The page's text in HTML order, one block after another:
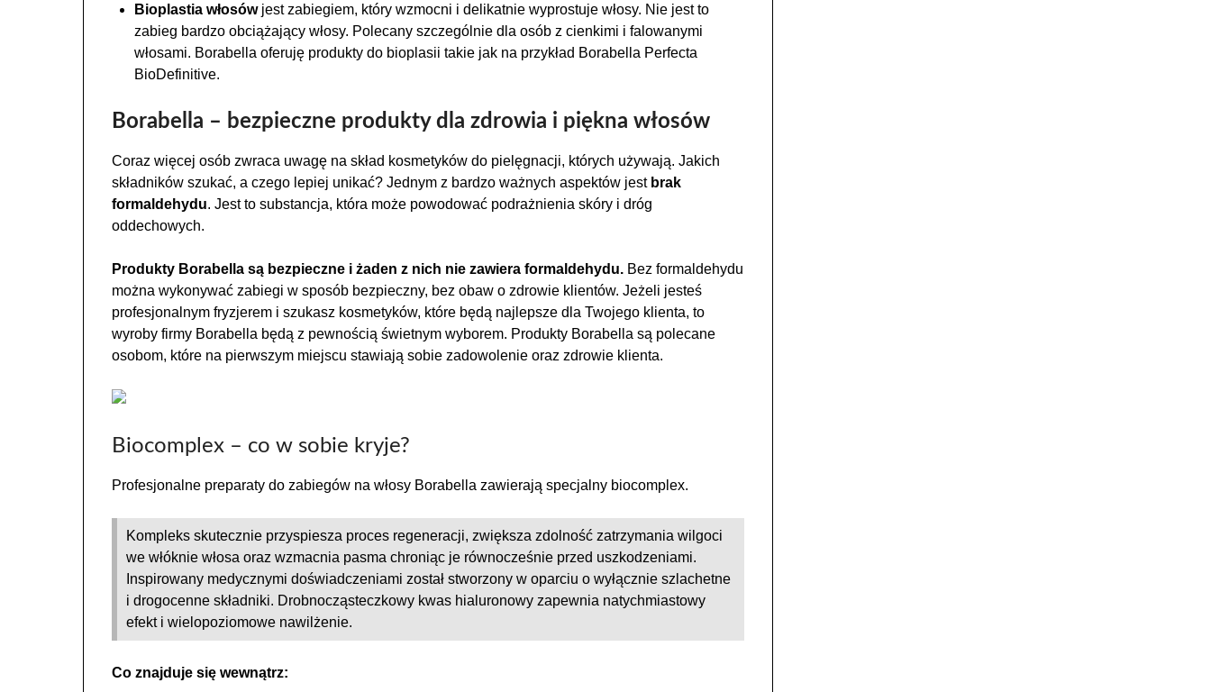
Bioplastia włosówjest zabiegiem, który wzmocni i delikatnie wyprostuje włosy. Nie jest to
zabieg bardzo obciążający włosy. Polecany szczególnie dla osób z cienkimi i falowanymi
włosami. Borabella oferuję produkty do bioplasii takie jak na przykład Borabella Perfecta
BioDefinitive.
Borabella – bezpieczne produkty dla zdrowia i piękna włosów
Coraz więcej osób zwraca uwagę na skład kosmetyków do pielęgnacji, których używają. Jakich
składników szukać, a czego lepiej unikać? Jednym z bardzo ważnych aspektów jestbrak
formaldehydu. Jest to substancja, która może powodować podrażnienia skóry i dróg
oddechowych.
Produkty Borabella są bezpieczne i żaden z nich nie zawiera formaldehydu.Bez formaldehydu
można wykonywać zabiegi w sposób bezpieczny, bez obaw o zdrowie klientów. Jeżeli jesteś
profesjonalnym fryzjerem i szukasz kosmetyków, które będą najlepsze dla Twojego klienta, to
wyroby firmy Borabella będą z pewnością świetnym wyborem. Produkty Borabella są polecane
osobom, które na pierwszym miejscu stawiają sobie zadowolenie oraz zdrowie klienta.
Biocomplex – co w sobie kryje?
Profesjonalne preparaty do zabiegów na włosy Borabella zawierają specjalny biocomplex.
Kompleks skutecznie przyspiesza proces regeneracji, zwiększa zdolność zatrzymania wilgoci
we włóknie włosa oraz wzmacnia pasma chroniąc je równocześnie przed uszkodzeniami.
Inspirowany medycznymi doświadczeniami został stworzony w oparciu o wyłącznie szlachetne
i drogocenne składniki. Drobnocząsteczkowy kwas hialuronowy zapewnia natychmiastowy
efekt i wielopoziomowe nawilżenie.
Co znajduje się wewnątrz: